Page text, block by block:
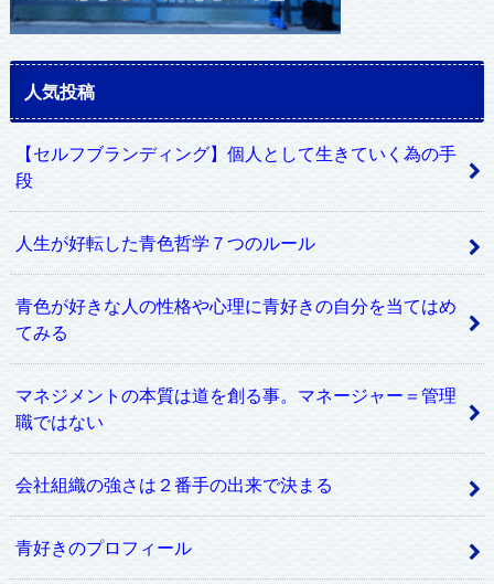
人気投稿
【セルフブランディング】個人として生きていく為の手
段
人生が好転した青色哲学７つのルール
青色が好きな人の性格や心理に青好きの自分を当てはめ
てみる
マネジメントの本質は道を創る事。マネージャー＝管理
職ではない
会社組織の強さは２番手の出来で決まる
青好きのプロフィール